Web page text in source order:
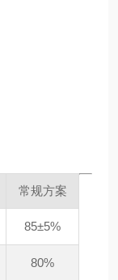
常规方案
85±5%
80%